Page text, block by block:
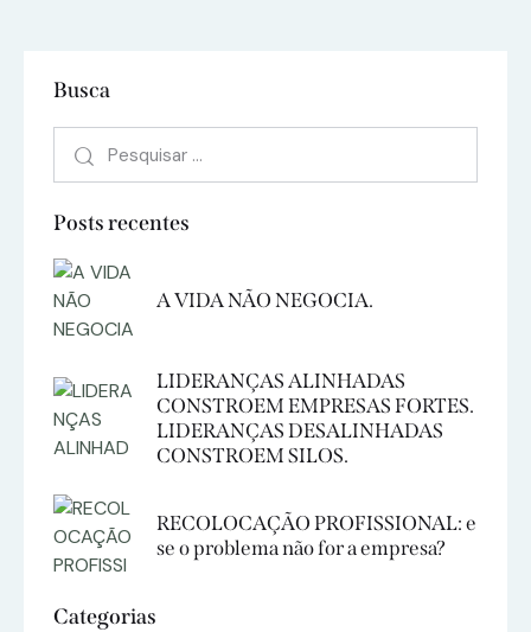
Busca
Posts recentes
A VIDA NÃO NEGOCIA.
LIDERANÇAS ALINHADAS
CONSTROEM EMPRESAS FORTES.
LIDERANÇAS DESALINHADAS
CONSTROEM SILOS.
RECOLOCAÇÃO PROFISSIONAL: e
se o problema não for a empresa?
Categorias